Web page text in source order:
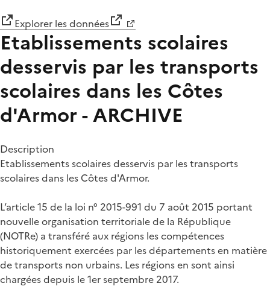
Explorer les données
Etablissements scolaires
desservis par les transports
scolaires dans les Côtes
d'Armor - ARCHIVE
Description
Etablissements scolaires desservis par les transports
scolaires dans les Côtes d'Armor.
L’article 15 de la loi n° 2015-991 du 7 août 2015 portant
nouvelle organisation territoriale de la République
(NOTRe) a transféré aux régions les compétences
historiquement exercées par les départements en matière
de transports non urbains. Les régions en sont ainsi
chargées depuis le 1er septembre 2017.